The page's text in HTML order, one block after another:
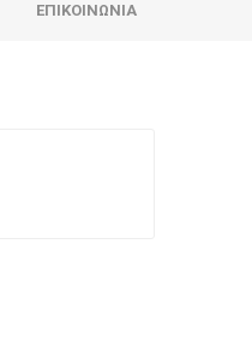
ΕΠΙΚΟΙΝΩΝΊΑ